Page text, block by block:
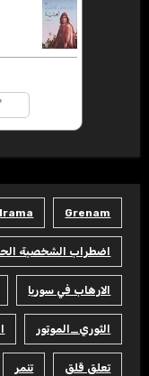
Grenam
اضطراب الشخصية
الارهاب في سوريا
الثوري_الموتور
تعلق قلق تنمر